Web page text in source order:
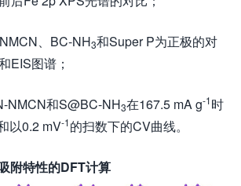
、BC-NH3和Super P为正极的对
EIS图谱；
NMCN和S@BC-NH3在167.5 mA g-1时
以0.2 mV-1的扫数下的CV曲线。
附特性的DFT计算